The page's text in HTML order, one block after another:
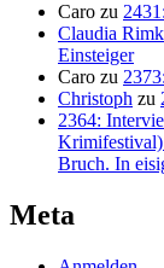
Caro zu
Claudia
Einsteiger
Caro zu
Christoph zu
2364:
Bruch. In
Meta